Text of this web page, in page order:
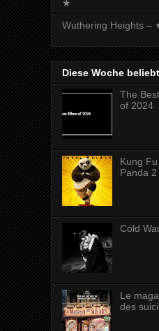
★
Wuthering Heights –
Diese Woche beliebt
The
of 2024
Kung Fu
Panda 2
Cold
Le
des